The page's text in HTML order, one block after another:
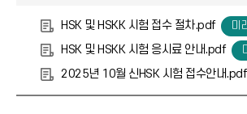
HSK 및 HSKK 시험 접수 절차.pdf
HSK 및 HSKK 시험 응시료 안내.pdf
2025년 10월 신HSK 시험 접수안내.pdf